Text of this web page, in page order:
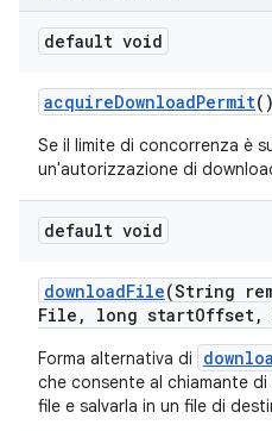
default void
acquireDownloadPermit()
Se il limite di concorrenza è
un'autorizzazione di
default void
downloadFile(String
File , long startOffset,
Forma alternativa di
che consente al chiamante
file e salvarla in un file di